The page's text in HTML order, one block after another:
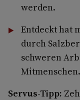
werden.
Entdeckt hat
durch
schweren
Mitmenschen.
Servus-Tipp: